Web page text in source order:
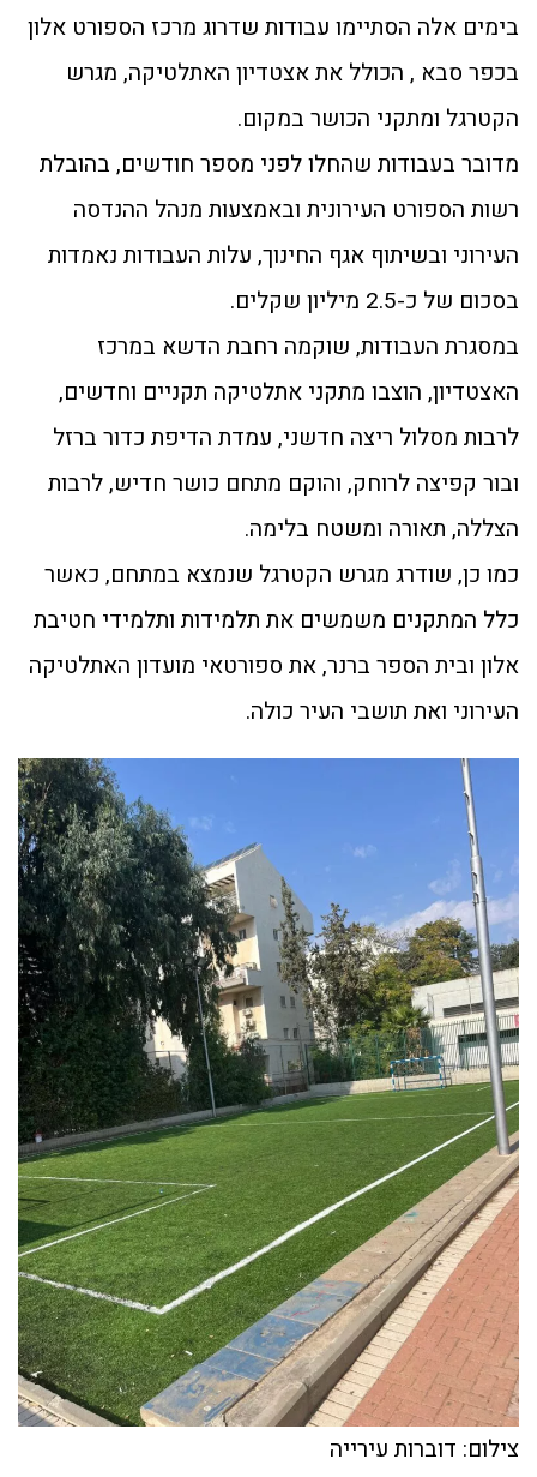
בימים אלה הסתיימו עבודות שדרוג מרכז הספורט אלון
בכפר סבא , הכולל את אצטדיון האתלטיקה, מגרש
הקטרגל ומתקני הכושר במקום.
מדובר בעבודות שהחלו לפני מספר חודשים, בהובלת
רשות הספורט העירונית ובאמצעות מנהל ההנדסה
העירוני ובשיתוף אגף החינוך, עלות העבודות נאמדות
בסכום של כ-2.5 מיליון שקלים.
במסגרת העבודות, שוקמה רחבת הדשא במרכז
האצטדיון, הוצבו מתקני אתלטיקה תקניים וחדשים,
לרבות מסלול ריצה חדשני, עמדת הדיפת כדור ברזל
ובור קפיצה לרוחק, והוקם מתחם כושר חדיש, לרבות
הצללה, תאורה ומשטח בלימה.
כמו כן, שודרג מגרש הקטרגל שנמצא במתחם, כאשר
כלל המתקנים משמשים את תלמידות ותלמידי חטיבת
אלון ובית הספר ברנר, את ספורטאי מועדון האתלטיקה
העירוני ואת תושבי העיר כולה.
צילום: דוברות עירייה